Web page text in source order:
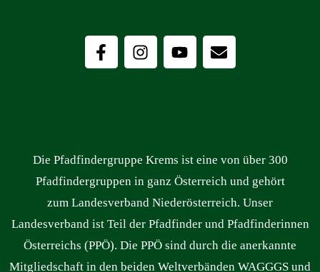
Die Pfadfindergruppe Krems ist eine von über 300
Pfadfindergruppen in ganz Österreich und gehört
zum Landesverband Niederösterreich. Unser
Landesverband ist Teil der Pfadfinder und Pfadfinderinnen
Österreichs (PPÖ). Die PPÖ sind durch die anerkannte
Mitgliedschaft in den beiden Weltverbänden WAGGGS und